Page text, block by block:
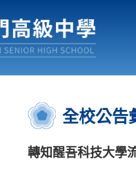
事曆
:::
全校公告
轉知醒吾科技大學